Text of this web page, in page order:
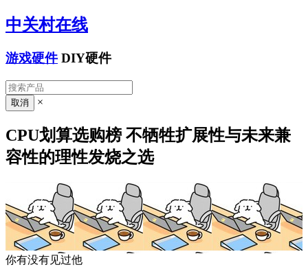
中关村在线
游戏硬件 DIY硬件
×
CPU划算选购榜 不牺牲扩展性与未来兼
容性的理性发烧之选
你有没有见过他